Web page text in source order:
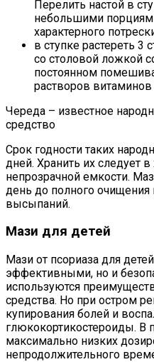
Перелить настой в
небольшими
характерного
в ступке растереть 3
со столовой ложкой
постоянном
растворов
Череда – известное
средство
Срок годности таких
дней. Хранить их следует
непрозрачной емкости.
день до полного очищения
высыпаний.
Мази для детей
Мази от псориаза для
эффективными, но и
используются
средства. Но при остром
купирования болей и
глюкокортикостероиды. В
максимально низких
непродолжительного